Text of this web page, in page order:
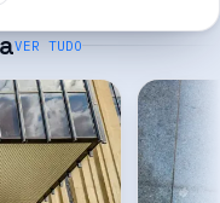
VER TUDO